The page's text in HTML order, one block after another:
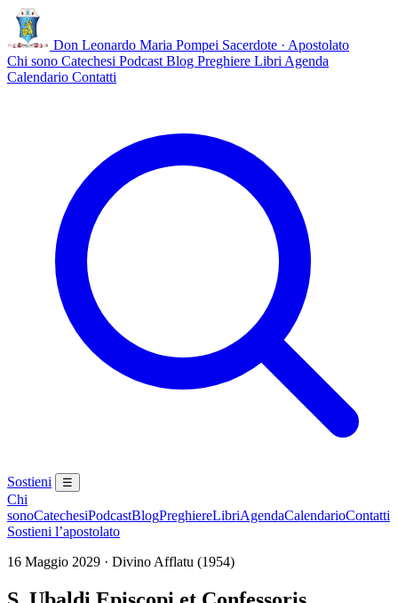
Don Leonardo Maria Pompei Sacerdote · Apostolato
Chi sono Catechesi Podcast Blog Preghiere Libri Agenda
Calendario Contatti
Sostieni ☰
Chi
sonoCatechesiPodcastBlogPreghiereLibriAgendaCalendarioContatti
Sostieni l’apostolato
16 Maggio 2029 · Divino Afflatu (1954)